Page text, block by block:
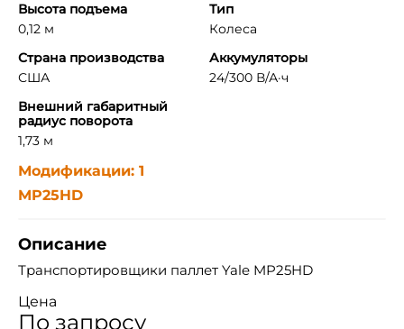
Высота подъема
0,12 м
Тип
Колеса
Страна производства
США
Аккумуляторы
24/300 В/А·ч
Внешний габаритный
радиус поворота
1,73 м
Модификации: 1
MP25HD
Описание
Транспортировщики паллет Yale MP25HD
Цена
По запросу